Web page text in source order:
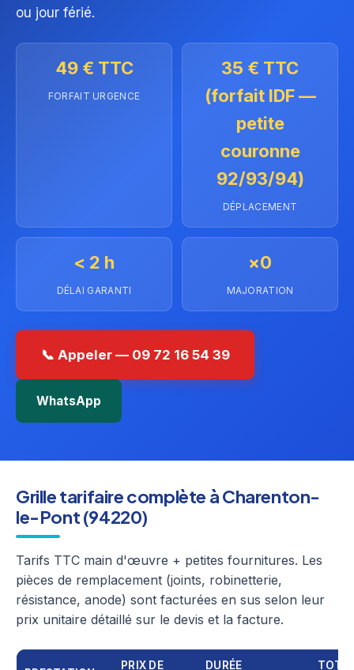
ou jour férié.
49 € TTC
FORFAIT URGENCE
35 € TTC
(forfait IDF —
petite
couronne
92/93/94)
DÉPLACEMENT
< 2 h
DÉLAI GARANTI
×0
MAJORATION
📞 Appeler — 09 72 16 54 39
WhatsApp
Grille tarifaire complète à Charenton-
le-Pont (94220)
Tarifs TTC main d'œuvre + petites fournitures. Les
pièces de remplacement (joints, robinetterie,
résistance, anode) sont facturées en sus selon leur
prix unitaire détaillé sur le devis et la facture.
PRIX DE
DURÉE